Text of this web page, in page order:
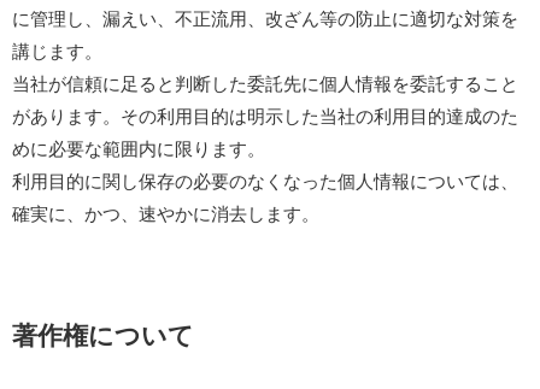
に管理し、漏えい、不正流用、改ざん等の防止に適切な対策を
講じます。
当社が信頼に足ると判断した委託先に個人情報を委託すること
があります。その利用目的は明示した当社の利用目的達成のた
めに必要な範囲内に限ります。
利用目的に関し保存の必要のなくなった個人情報については、
確実に、かつ、速やかに消去します。
著作権について